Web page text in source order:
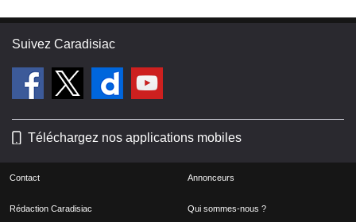
Suivez Caradisiac
Téléchargez nos applications mobiles
Contact Annonceurs
Rédaction Caradisiac Qui sommes-nous ?